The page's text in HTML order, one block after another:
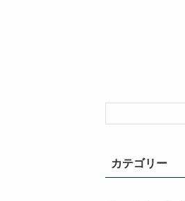
カテゴリー